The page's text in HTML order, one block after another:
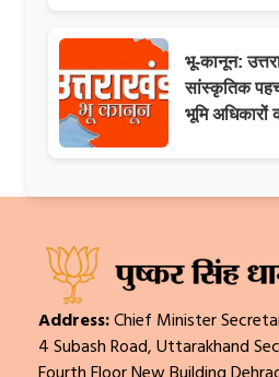
भू-कानून:
सांस्कृतिक
भूमि अधिकारों
Address:Chief Minister
4 Subash Road, Uttarakhand